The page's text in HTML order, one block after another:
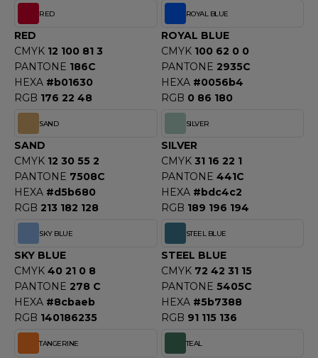
RED
RED
CMYK 12 100 81 3
PANTONE 186C
HEXA #b01630
RGB 176 22 48
ROYAL BLUE
ROYAL BLUE
CMYK 100 62 0 0
PANTONE 2935C
HEXA #0056b4
RGB 0 86 180
SAND
SAND
CMYK 12 30 55 2
PANTONE 7508C
HEXA #d5b680
RGB 213 182 128
SILVER
SILVER
CMYK 31 16 22 1
PANTONE 441C
HEXA #bdc4c2
RGB 189 196 194
SKY BLUE
SKY BLUE
CMYK 40 21 0 8
PANTONE 278 C
HEXA #8cbaeb
RGB 140186235
STEEL BLUE
STEEL BLUE
CMYK 72 42 31 15
PANTONE 5405C
HEXA #5b7388
RGB 91 115 136
TANGERINE TEAL